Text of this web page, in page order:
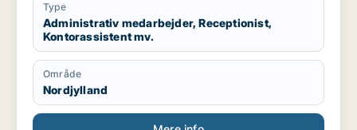
vareoprettelse, stamdata, ERP-systemet Navision,
ordrebehandling og kundeservice.
Jeg trives bedst med strukturerede opgaver, klare
processer og kvalitetssikring. Jeg arbejder grundigt
og systematisk og søger en administrativ stilling, hvor
jeg kan bruge mine kompetencer inden for
koordinering, systemarbejde og daglige
Type
Administrativ medarbejder, Receptionist,
Kontorassistent mv.
Område
Nordjylland